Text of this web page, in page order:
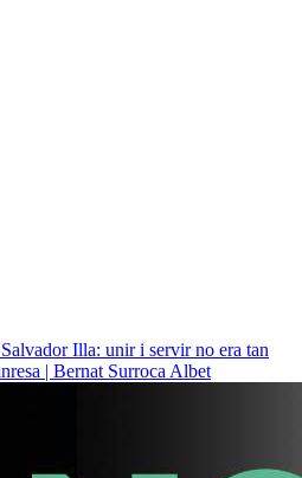
Illa: unir i servir no era tan
| Bernat Surroca Albet